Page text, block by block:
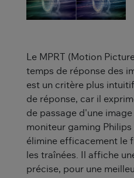
Le MPRT (Motion
temps de réponse des
est un critère plus
de réponse, car il
de passage d'une
moniteur gaming Philips
élimine efficacement le
les traînées. Il affiche
précise, pour une